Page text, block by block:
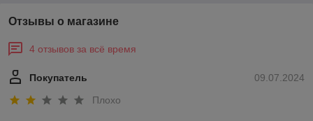
Отзывы о магазине
4 отзывов за всё время
09.07.2024
Покупатель
Плохо